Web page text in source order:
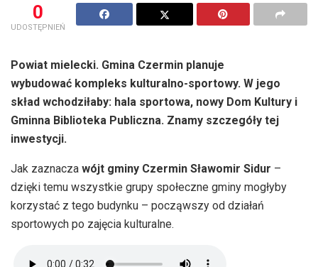
0
UDOSTĘPNIEŃ
Powiat mielecki. Gmina Czermin planuje
wybudować kompleks kulturalno-sportowy. W jego
skład wchodziłaby: hala sportowa, nowy Dom Kultury i
Gminna Biblioteka Publiczna. Znamy szczegóły tej
inwestycji.
Jak zaznacza wójt gminy Czermin Sławomir Sidur –
dzięki temu wszystkie grupy społeczne gminy mogłyby
korzystać z tego budynku – począwszy od działań
sportowych po zajęcia kulturalne.